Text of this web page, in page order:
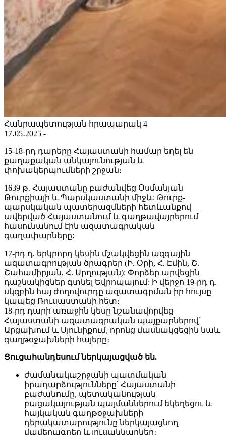
Հանրապետության հրապարակ 4
17․05․2025 -
15-18-րդ դարերը Հայաստանի համար եղել են
քաղաքական անկայունության և
փոխակերպումների շրջան։
1639 թ. Հայաստանը բաժանվեց Օսմանյան
Թուրքիայի և Պարսկաստանի միջև: Թուրք-
պարսկական պատերազմների հետևանքով
ավերված Հայաստանում և գաղթավայրերում
հասունանում էին ազատագրական
գաղափարները:
17-րդ դ. երկրորդ կեսին մշակվեցին ազգային
ազատագրության ծրագրեր (Ի. Օրի, Հ. Էմին, Շ.
Շահամիրյան, Հ. Արղության): Փորձեր արվեցին
դաշնակիցներ գտնել Եվրոպայում: Ի վերջո 19-րդ դ.
սկզբին հայ ժողովուրդը ազատագրման իր հույսը
կապեց Ռուսաստանի հետ։
18-րդ դարի առաջին կեսը նշանավորվեց
Հայաստանի ազատագրական պայքարներով՝
Արցախում և Սյունիքում, որոնց մասնակցեցին նաև
գաղթօջախների հայերը։
Ցուցահանդեսում ներկայացված են.
ժամանակաշրջանի պատմական
իրադարձությունները՝ Հայաստանի
բաժանումը, պետականության
բացակայության պայմաններում եկեղեցու և
հայկական գաղթօջախների
դերակատարությունը ներկայացնող
վավերագրեր և լուսանկարներ։